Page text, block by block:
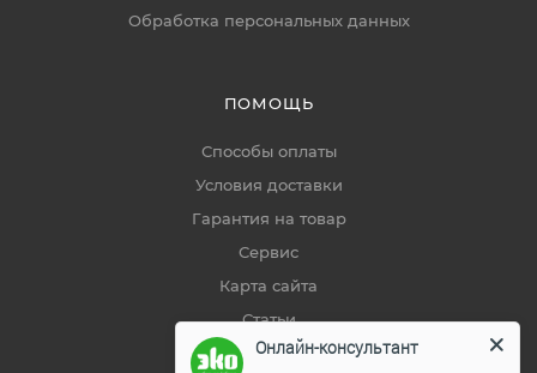
Обработка персональных данных
ПОМОЩЬ
Способы оплаты
Условия доставки
Гарантия на товар
Сервис
Карта сайта
Статьи
Советы покупателям
Онлайн-консультант